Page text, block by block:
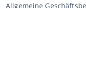
Allgemeine